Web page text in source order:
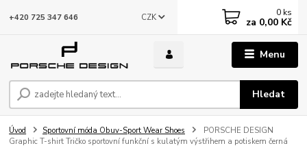
Menu
CZK
Hledat
+420 725 347 646 0 ks
za 0,00 Kč
Úvod Sportovní móda Obuv-Sport Wear Shoes
PORSCHE DESIGN
Graphic T-shirt Tričko sportovní funkční s kulatým výstřihem a potiskem černá